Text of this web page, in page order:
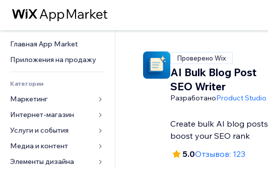
Главная App Market
Приложения на продажу
Категории
Маркетинг
Реклама
Моб. версия
Веб-аналитика
Интернет-магазин
Приложения для магазинов
Доставка
Кнопки продаж
Услуги и события
Отели
События
Медиа и контент
Галерея
Элементы дизайна
Проверено Wix
AI Bulk Blog Post
SEO Writer
РазработаноProduct Studio
Create bulk AI blog
boost your SEO rank
5.0Отзывов: 123